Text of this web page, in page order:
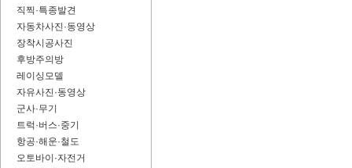
직찍·특종발견
자동차사진·동영상
장착시공사진
후방주의방
레이싱모델
자유사진·동영상
군사·무기
트럭·버스·중기
항공·해운·철도
오토바이·자전거